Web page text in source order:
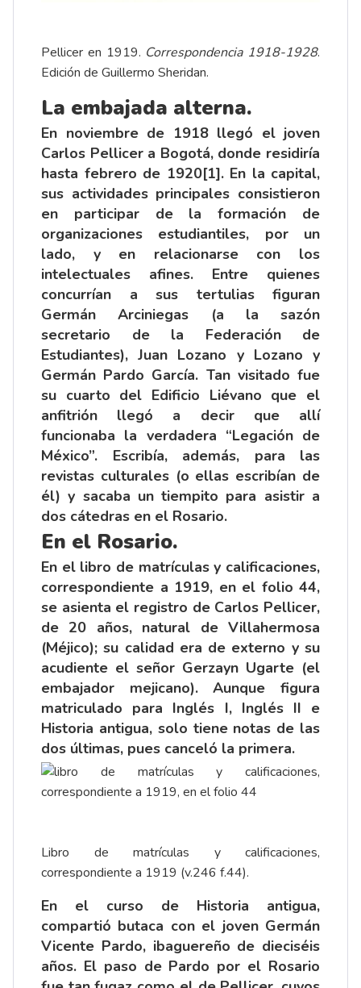
Pellicer en 1919. Correspondencia 1918-1928.
Edición de Guillermo Sheridan.
La embajada alterna.
En noviembre de 1918 llegó el joven
Carlos Pellicer a Bogotá, donde residiría
hasta febrero de 1920[1]. En la capital,
sus actividades principales consistieron
en participar de la formación de
organizaciones estudiantiles, por un
lado, y en relacionarse con los
intelectuales afines. Entre quienes
concurrían a sus tertulias figuran
Germán Arciniegas (a la sazón
secretario de la Federación de
Estudiantes), Juan Lozano y Lozano y
Germán Pardo García. Tan visitado fue
su cuarto del Edificio Liévano que el
anfitrión llegó a decir que allí
funcionaba la verdadera “Legación de
México”. Escribía, además, para las
revistas culturales (o ellas escribían de
él) y sacaba un tiempito para asistir a
dos cátedras en el Rosario.
En el Rosario.
En el libro de matrículas y calificaciones,
correspondiente a 1919, en el folio 44,
se asienta el registro de Carlos Pellicer,
de 20 años, natural de Villahermosa
(Méjico); su calidad era de externo y su
acudiente el señor Gerzayn Ugarte (el
embajador mejicano). Aunque figura
matriculado para Inglés I, Inglés II e
Historia antigua, solo tiene notas de las
dos últimas, pues canceló la primera.
Libro de matrículas y calificaciones,
correspondiente a 1919 (v.246 f.44).
En el curso de Historia antigua,
compartió butaca con el joven Germán
Vicente Pardo, ibaguereño de dieciséis
años. El paso de Pardo por el Rosario